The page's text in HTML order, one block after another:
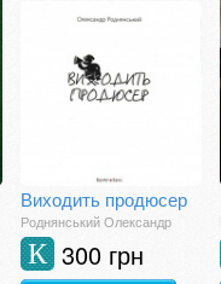
Виходить продюсер
Роднянський Олександр
300 грн
К